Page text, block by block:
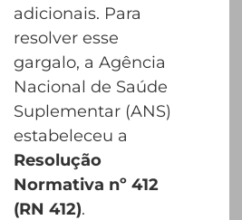
adicionais. Para
resolver esse
gargalo, a Agência
Nacional de Saúde
Suplementar (ANS)
estabeleceu a
Resolução
Normativa nº 412
(RN 412).